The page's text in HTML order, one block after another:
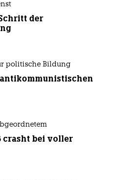
der
politische Bildung
crasht bei voller